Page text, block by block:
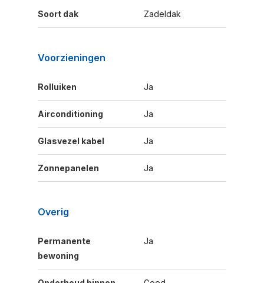
Soort dak Zadeldak
Voorzieningen
Rolluiken Ja
Airconditioning Ja
Glasvezel kabel Ja
Zonnepanelen Ja
Overig
Permanente
bewoning
Ja